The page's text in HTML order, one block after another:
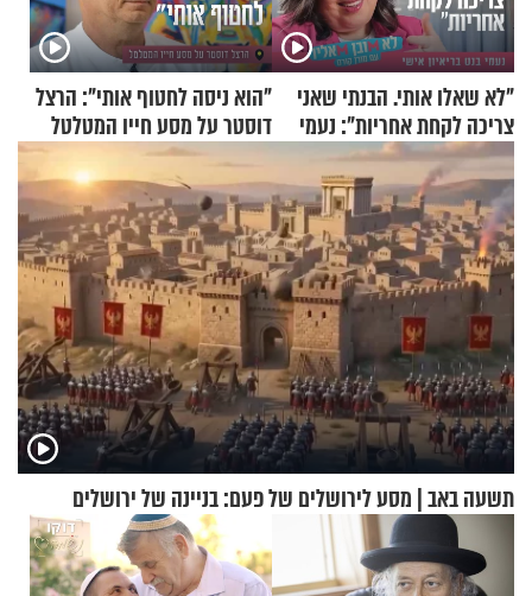
"לא שאלו אותי. הבנתי שאני
צריכה לקחת אחריות": נעמי
בנט בריאיון אישי
"הוא ניסה לחטוף אותי": הרצל
דוסטר על מסע חייו המטלטל
תשעה באב | מסע לירושלים של פעם: בניינה של ירושלים